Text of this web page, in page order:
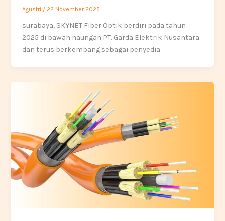
Agustri / 22 November 2025
surabaya, SKYNET Fiber Optik berdiri pada tahun
2025 di bawah naungan PT. Garda Elektrik Nusantara
dan terus berkembang sebagai penyedia